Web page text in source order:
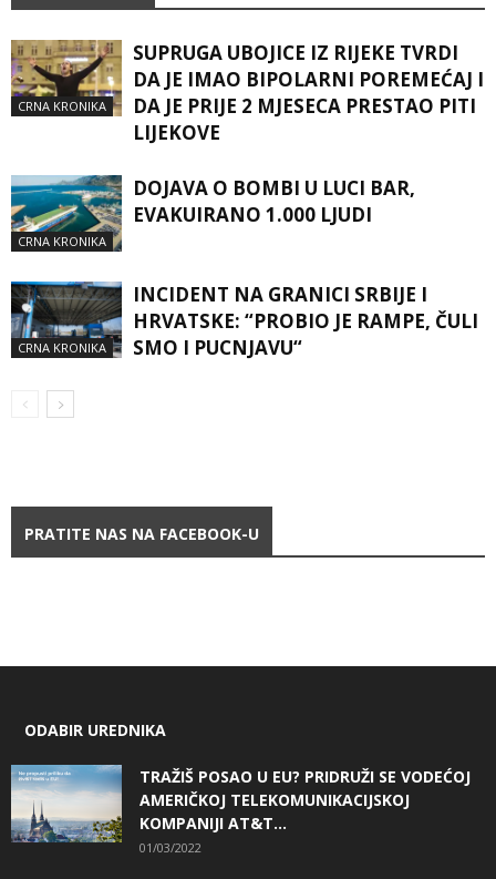
CRNA KRONIKA
SUPRUGA UBOJICE IZ RIJEKE TVRDI
DA JE IMAO BIPOLARNI POREMEĆAJ I
DA JE PRIJE 2 MJESECA PRESTAO PITI
LIJEKOVE
CRNA KRONIKA
DOJAVA O BOMBI U LUCI BAR,
EVAKUIRANO 1.000 LJUDI
CRNA KRONIKA
INCIDENT NA GRANICI SRBIJE I
HRVATSKE: “PROBIO JE RAMPE, ČULI
SMO I PUCNJAVU“
PRATITE NAS NA FACEBOOK-U
ODABIR UREDNIKA
TRAŽIŠ POSAO U EU? PRIDRUŽI SE VODEĆOJ
AMERIČKOJ TELEKOMUNIKACIJSKOJ
KOMPANIJI AT&T...
01/03/2022